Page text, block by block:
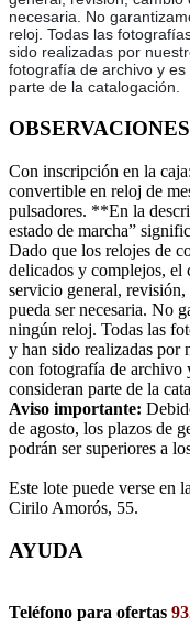
necesaria. No
reloj. Todas las
sido realizadas por
fotografía de archivo y
parte de la catalogación.
OBSERVACIONES
Con inscripción en la
convertible en reloj de
pulsadores. **En la
estado de marcha”
Dado que los relojes de
delicados y complejos, el
servicio general,
pueda ser necesaria. No
ningún reloj. Todas las
y han sido realizadas por
con fotografía de archivo
consideran parte de la
Aviso importante:
de agosto, los plazos de
podrán ser superiores a
Este lote puede verse en
Cirilo Amorós, 55.
AYUDA
Teléfono para ofertas